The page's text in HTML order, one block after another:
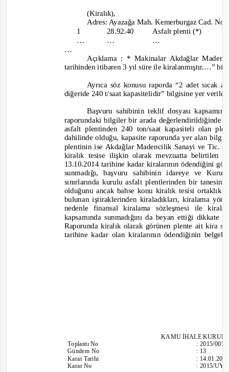
(Kiralık),
Adres: Ayazağa Mah. Kemerburgaz Cad.
1 28.92.40
Asfalt plenti (*)
…
… …
…
Açıklama : *Makinalar Akdağlar
tarihinden itibaren 3 yıl süre ile kiralanmıştır.…” b
Ayrıca söz konusu raporda“2 adet sıcak
diğeride 240 t/saat kapasitelidir” bilgisine yer
Başvuru sahibinin teklif dosyası
raporundaki bilgiler bir arada değerlendirildiğinde
asfalt plentinden 240 ton/saat kapasiteli olan
dahilinde olduğu, kapasite raporunda yer alan
plentinin ise Akdağlar Madencilik Sanayi ve Tic.
kiralık tesise ilişkin olarak mevzuatta
13.10.2014 tarihine kadar kiralarının ödendiğini
sunmadığı, başvuru sahibinin idareye ve
sınırlarında kurulu asfalt plentlerinden bir
olduğunu ancak bahse konu kiralık tesisi
bulunan iştiraklerinden kiraladıkları, kiralama
nedenle finansal kiralama sözleşmesi ile
kapsamında sunmadığını da beyan ettiği dikkate
Raporunda kiralık olarak görünen plente ait kira
tarihine kadar olan kiralarının ödendiğinin
KAMU İHALE
ToplantıNo
Gündem No
Karar Tarihi
Karar No
:2015/005
: 13
:
:2015/